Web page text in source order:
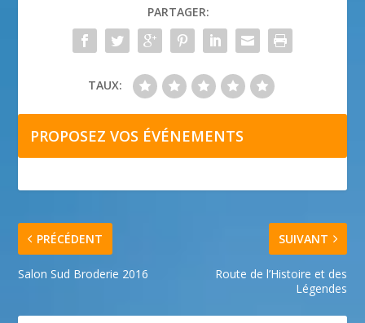
PARTAGER:
TAUX:
PROPOSEZ VOS ÉVÉNEMENTS
PRÉCÉDENT
Salon Sud Broderie 2016
SUIVANT
Route de l’Histoire et des
Légendes